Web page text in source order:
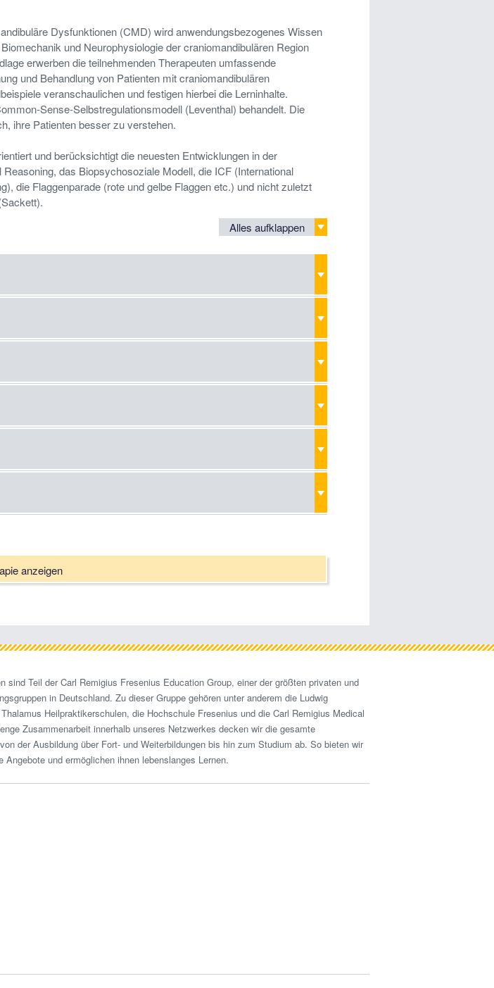
Dysfunktionen (CMD) wird anwendungsbezogenes Wissen
und Neurophysiologie der craniomandibulären Region
erwerben die teilnehmenden Therapeuten umfassende
und Behandlung von Patienten mit craniomandibulären
veranschaulichen und festigen hierbei die Lerninhalte.
Sense-Selbstregulationsmodell (Leventhal) behandelt. Die
ihre Patienten besser zu verstehen.
und berücksichtigt die neuesten Entwicklungen in der
das Biopsychosoziale Modell, die ICF (International
die Flaggenparade (rote und gelbe Flaggen etc.) und nicht zuletzt
Alles aufklappen
anzeigen
sind Teil der Carl Remigius Fresenius Education Group, einer der größten privaten und
in Deutschland. Zu dieser Gruppe gehören unter anderem die Ludwig
Heilpraktikerschulen, die Hochschule Fresenius und die Carl Remigius Medical
Zusammenarbeit innerhalb unseres Netzwerkes decken wir die gesamte
der Ausbildung über Fort- und Weiterbildungen bis hin zum Studium ab. So bieten wir
Angebote und ermöglichen ihnen lebenslanges Lernen.